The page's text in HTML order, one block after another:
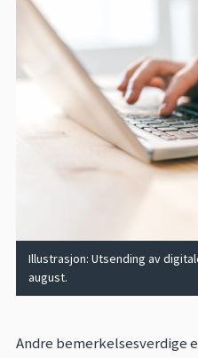
Illustrasjon: Utsending av
august.
Andre bemerkelsesverdige